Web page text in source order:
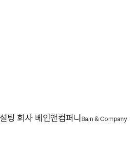
팅 회사 베인앤컴퍼니Bain & Company